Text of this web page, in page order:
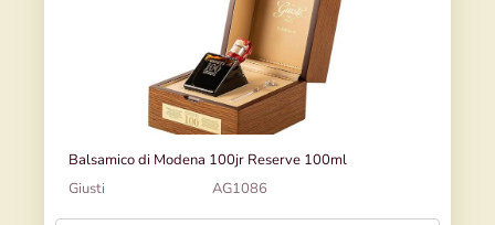
Balsamico di Modena 100jr Reserve 100ml
Giusti
AG1086